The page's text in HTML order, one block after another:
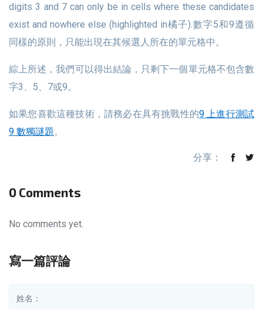
digits 3 and 7 can only be in cells where these candidates
exist and nowhere else (highlighted in橘子).數字5和9遵循
同樣的原則，只能出現在其候選人所在的單元格中。
綜上所述，我們可以得出結論，只剩下一個單元格不包含數
字3、5、7或9。
如果您喜歡這種技術，請務必在具有挑戰性的9 上進行測試
9 數獨謎題。
分享：
0 Comments
No comments yet.
寫一篇評論